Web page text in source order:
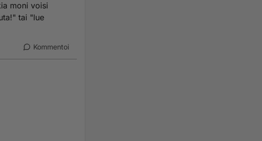
moni voisi
tai "lue
Kommentoi